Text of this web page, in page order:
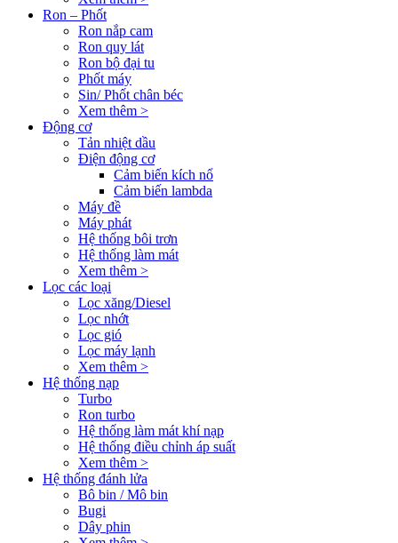
Ron – Phốt
Ron nắp cam
Ron quy lát
Ron bộ đại tu
Phốt máy
Sin/ Phốt chân béc
Xem thêm >
Động cơ
Tản nhiệt dầu
Điện động cơ
Cảm biến kích nổ
Cảm biến lambda
Máy đề
Máy phát
Hệ thống bôi trơn
Hệ thống làm mát
Xem thêm >
Lọc các loại
Lọc xăng/Diesel
Lọc nhớt
Lọc gió
Lọc máy lạnh
Xem thêm >
Hệ thống nạp
Turbo
Ron turbo
Hệ thống làm mát khí nạp
Hệ thống điều chỉnh áp suất
Xem thêm >
Hệ thống đánh lửa
Bô bin / Mô bin
Bugi
Dây phin